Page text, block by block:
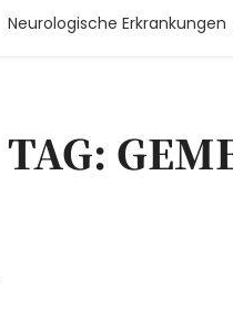
Neurologische Erkrankungen
TAG: